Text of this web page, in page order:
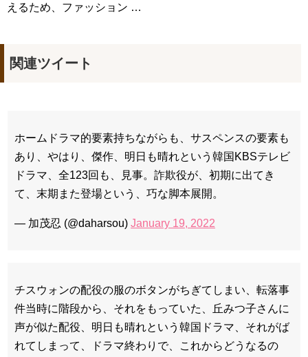
ユン・ギュンサン主演「潜入弁護人」第1回特別公開！
ソン・ヘギョ – ソンヘギョ キスまとめ
キム・テヒの弟イ・ワン♥イ・ボミ、今日（28日）結婚……
「ライフ・ オン・ マーズ」2019年11月2日TSUTAYAにて先行
レンタル開始！
(ENG SUB) Behind The Scene Hyun Bin 현빈❤️ 손예진 Son Ye
Jin-Crash Landing On You/ヒョンビン❤️ソンイェジン / エンジョイ❕
ユン・ギュンサン、番組にも登場した愛猫が急死…イ・ソンギ
【裏芸能】キムユジョンの熱愛彼氏はあの大物俳優
キム・ユジョン、美しいセルフショットで近況を伝える“会いた
キム・ユジョン、新ドラマ「まず熱く掃除せよ」に出演確
定…“台本を見た瞬間惹かれた” 20180123
えるため、ファッション …
関連ツイート
ホームドラマ的要素持ちながらも、サスペンスの要素も
あり、やはり、傑作、明日も晴れという韓国KBSテレビ
ドラマ、全123回も、見事。詐欺役が、初期に出てき
て、末期また登場という、巧な脚本展開。
— 加茂忍 (@daharsou) January 19, 2022
チスウォンの配役の服のボタンがちぎてしまい、転落事
件当時に階段から、それをもっていた、丘みつ子さんに
声が似た配役、明日も晴れという韓国ドラマ、それがば
れてしまって、ドラマ終わりで、これからどうなるの